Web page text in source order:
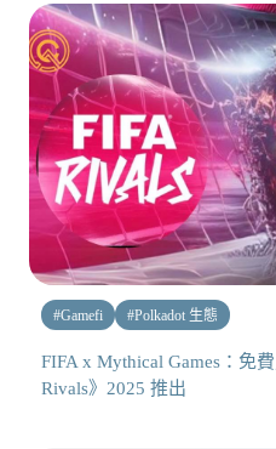
#Gamefi #Polkadot 生態
FIFA x Mythical Games：免
Rivals》2025 推出